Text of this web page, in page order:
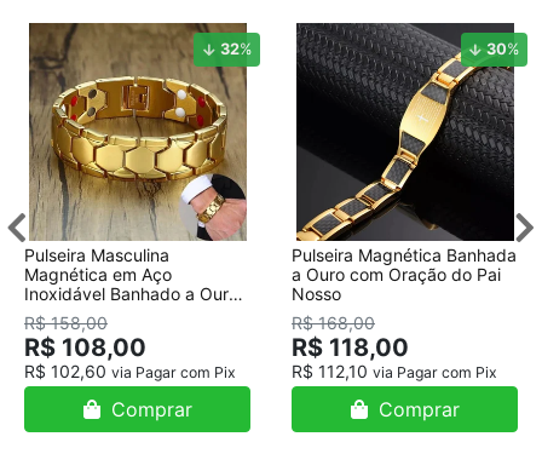
32%
Pulseira Masculina
Magnética em Aço
Inoxidável Banhado a Ouro
18K
R$ 158,00
R$ 108,00
R$ 102,60 via Pagar com Pix
Comprar
30%
Pulseira Magnética Banhada
a Ouro com Oração do Pai
Nosso
R$ 168,00
R$ 118,00
R$ 112,10 via Pagar com Pix
Comprar